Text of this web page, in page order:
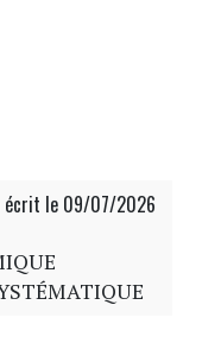
écrit le 09/07/2026